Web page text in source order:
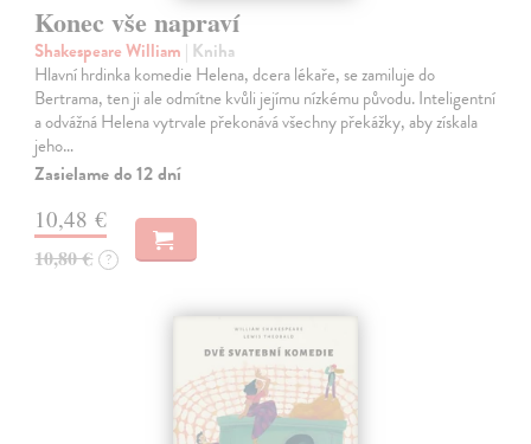
Konec vše napraví
Shakespeare William | Kniha
Hlavní hrdinka komedie Helena, dcera lékaře, se zamiluje do
Bertrama, ten ji ale odmítne kvůli jejímu nízkému původu. Inteligentní
a odvážná Helena vytrvale překonává všechny překážky, aby získala
jeho…
Zasielame do 12 dní
10,48 €
10,80 € ?